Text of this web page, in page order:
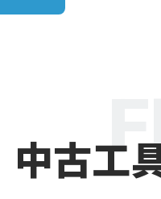
中古工